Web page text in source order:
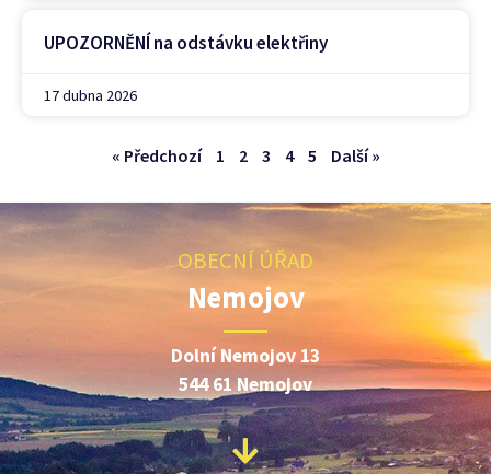
UPOZORNĚNÍ na odstávku elektřiny
17 dubna 2026
« Předchozí 1 2 3 4 5 Další »
OBECNÍ ÚŘAD
Nemojov
Dolní Nemojov 13
544 61 Nemojov